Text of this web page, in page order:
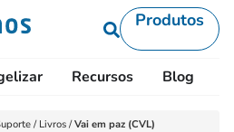
Produtos
Recursos Blog
/ Livros /Vai em paz (CVL)